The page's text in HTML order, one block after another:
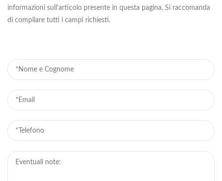
informazioni sull'articolo presente in questa pagina. Si raccomanda
di compilare tutti i campi richiesti.